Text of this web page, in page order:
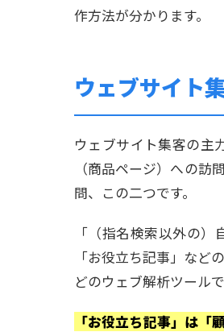
作方法が分かります。
ウェブサイト
ウェブサイト集客の主
（商品ページ）への
問、この二つです。
「（指名検索以外の
「お役立ち記事」など
どのウェブ解析ツール
「お役立ち記事」は「